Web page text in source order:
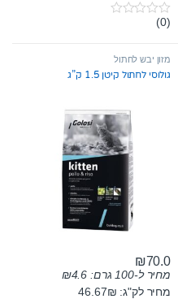
0
t
o
f
(0)
מזון יבש לחתול
גולוסי לחתול קיטן 1.5 ק”ג
₪70.0
מחיר ל-100 גרם: ₪4.6
מחיר לק"ג: 46.67₪